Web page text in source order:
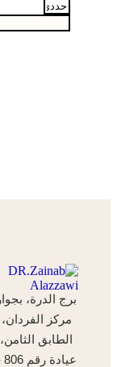
برج الدرة، بجوار
مركز الفردان،
الطابق الثامن،
عيادة رقم 806 -